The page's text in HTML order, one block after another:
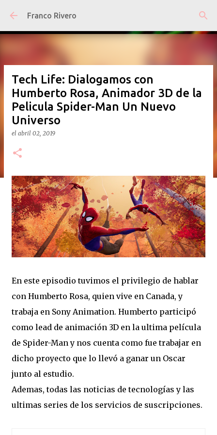
Ir al contenido principal
Franco Rivero
Tech Life: Dialogamos con
Humberto Rosa, Animador 3D de la
Pelicula Spider-Man Un Nuevo
Universo
el abril 02, 2019
En este episodio tuvimos el privilegio de hablar
con Humberto Rosa, quien vive en Canada, y
trabaja en Sony Animation. Humberto participó
como lead de animación 3D en la ultima película
de Spider-Man y nos cuenta como fue trabajar en
dicho proyecto que lo llevó a ganar un Oscar
junto al estudio.
Ademas, todas las noticias de tecnologías y las
ultimas series de los servicios de suscripciones.